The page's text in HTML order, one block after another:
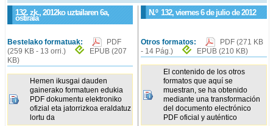
132. zk., 2012ko uztailaren 6a,
ostirala
N.º 132, viernes 6 de julio de 2012
Bestelako formatuak:
PDF
(259 KB - 13 orri.)
EPUB (207
KB)
Hemen ikusgai dauden
gainerako formatuen edukia
PDF dokumentu elektroniko
ofizial eta jatorrizkoa eraldatuz
lortu da
Otros formatos: PDF(271 KB
- 14 Pág.)
EPUB(210 KB)
El contenido de los otros
formatos que aquí se
muestran, se ha obtenido
mediante una transformación
del documento electrónico
PDF oficial y auténtico